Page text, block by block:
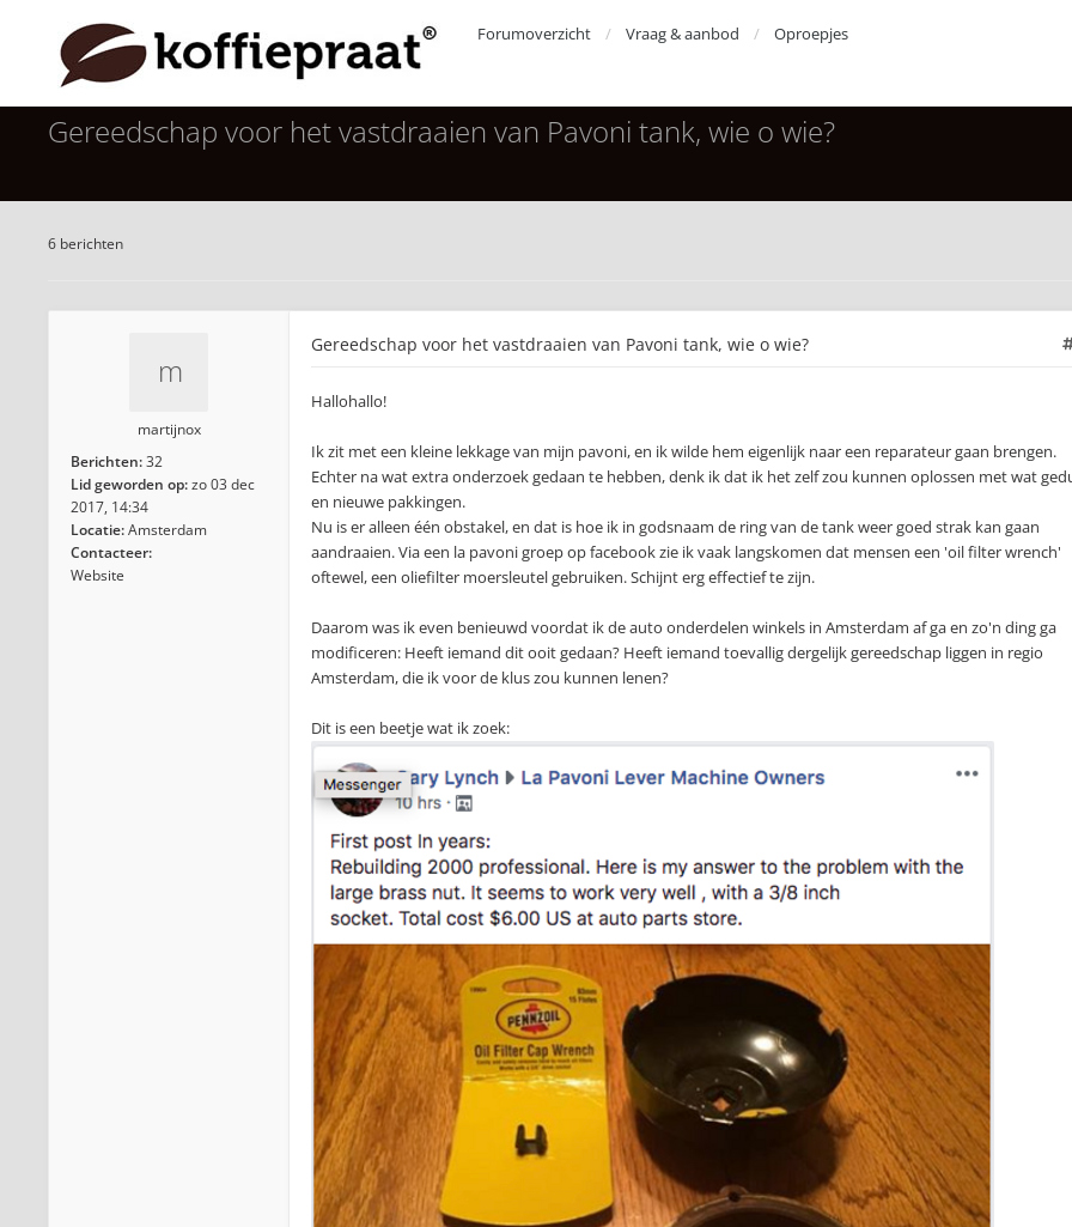
Forumoverzicht Vraag & aanbod Oproepjes
Gereedschap voor het vastdraaien van Pavoni tank, wie o wie?
6 berichten
martijnox
Berichten:32
Lid geworden op:zo 03 dec
2017, 14:34
Locatie:Amsterdam
Contacteer:
Website
Gereedschap voor het vastdraaien van Pavoni tank, wie o wie?
Hallohallo!
Ik zit met een kleine lekkage van mijn pavoni, en ik wilde hem eigenlijk naar een reparateur gaan brengen.
Echter na wat extra onderzoek gedaan te hebben, denk ik dat ik het zelf zou kunnen oplossen met wat
en nieuwe pakkingen.
Nu is er alleen één obstakel, en dat is hoe ik in godsnaam de ring van de tank weer goed strak kan gaan
aandraaien. Via een la pavoni groep op facebook zie ik vaak langskomen dat mensen een 'oil filter wrench'
oftewel, een oliefilter moersleutel gebruiken. Schijnt erg effectief te zijn.
Daarom was ik even benieuwd voordat ik de auto onderdelen winkels in Amsterdam af ga en zo'n ding ga
modificeren: Heeft iemand dit ooit gedaan? Heeft iemand toevallig dergelijk gereedschap liggen in regio
Amsterdam, die ik voor de klus zou kunnen lenen?
Dit is een beetje wat ik zoek: